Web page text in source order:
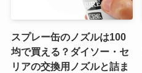
スプレー缶のノズルは100
均で買える？ダイソー・セ
リアの交換用ノズルと詰ま